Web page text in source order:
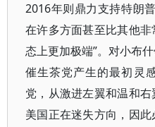
2016年则鼎力支持特朗
在许多方面甚至比其他
态上更加极端”。对小布
催生茶党产生的最初灵
党，从激进左翼和温和
美国正在迷失方向，因